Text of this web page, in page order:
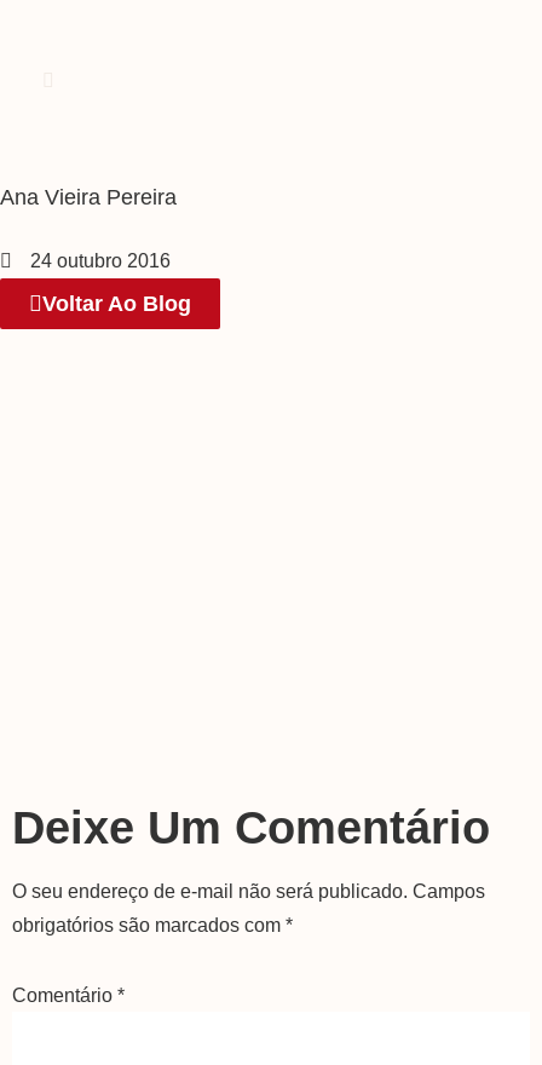
Ana Vieira Pereira
24 outubro 2016
Voltar Ao Blog
Deixe Um Comentário
O seu endereço de e-mail não será publicado. Campos
obrigatórios são marcados com *
Comentário *